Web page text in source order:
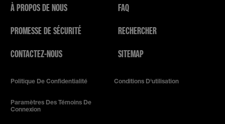
À PROPOS DE NOUS
PROMESSE DE SÉCURITÉ
CONTACTEZ-NOUS
FAQ
RECHERCHER
SITEMAP
Politique De Confidentialité Conditions D'utilisation
Paramètres Des Témoins De
Connexion